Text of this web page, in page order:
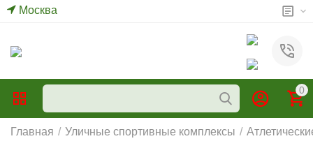
Москва
0
Главная / Уличные спортивные комплексы /